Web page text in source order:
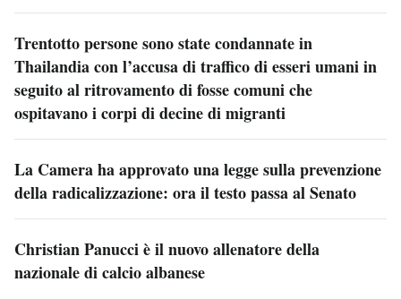
Trentotto persone sono state condannate in
Thailandia con l’accusa di traffico di esseri umani in
seguito al ritrovamento di fosse comuni che
ospitavano i corpi di decine di migranti
La Camera ha approvato una legge sulla prevenzione
della radicalizzazione: ora il testo passa al Senato
Christian Panucci è il nuovo allenatore della
nazionale di calcio albanese